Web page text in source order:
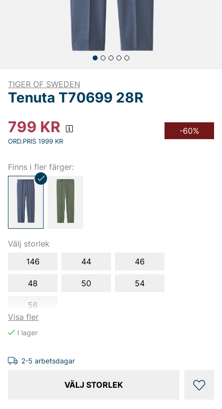
TIGER OF SWEDEN
Tenuta T70699 28R
799 KR
ORD.PRIS 1999 KR
-60%
Finns i fler färger:
Välj storlek
Visa fler
146 44 46
48 50 54
56
2-5 arbetsdagar
VÄLJ STORLEK